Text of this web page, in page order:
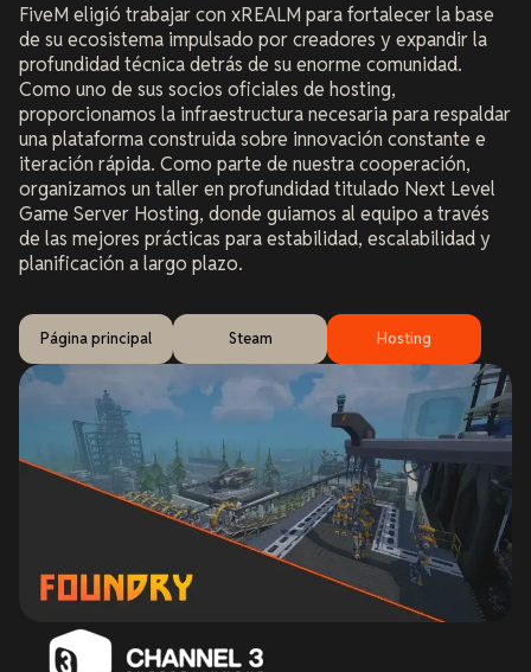
FiveM eligió trabajar con xREALM para fortalecer la base
de su ecosistema impulsado por creadores y expandir la
profundidad técnica detrás de su enorme comunidad.
Como uno de sus socios oficiales de hosting,
proporcionamos la infraestructura necesaria para respaldar
una plataforma construida sobre innovación constante e
iteración rápida. Como parte de nuestra cooperación,
organizamos un taller en profundidad titulado Next Level
Game Server Hosting, donde guiamos al equipo a través
de las mejores prácticas para estabilidad, escalabilidad y
planificación a largo plazo.
Página principal Steam Hosting